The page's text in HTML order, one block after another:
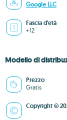
Google LLC
Fascia d'età
+12
Modello di
Prezzo
Gratis
Copyright ©